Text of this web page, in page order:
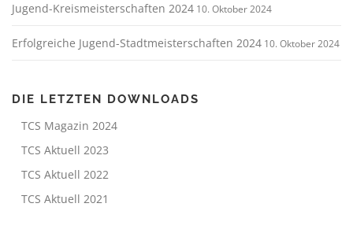
Jugend-Kreismeisterschaften 2024 10. Oktober 2024
Erfolgreiche Jugend-Stadtmeisterschaften 2024 10. Oktober 2024
DIE LETZTEN DOWNLOADS
TCS Magazin 2024
TCS Aktuell 2023
TCS Aktuell 2022
TCS Aktuell 2021